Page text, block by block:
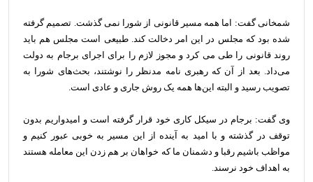
شمخانی گفت:‌ اما همه مسیر قانونی از شورا نمی گذشت. تصمیم گرفته
شده بود که مجلس در این امر دخالت کند. طبیعی است مجلس هم باید
روند قانونی را طی می کرد و مجوز لازم را برای اجرای برجام به دولت
می‌داد. بعد از آن که رهبری نامه مدنظر را نوشتند، بحث‌های شورا به
تصویب رسید و البته این‌ها همه یک روش جاری و عادی است.
وی گفت: برجام در سیکل کاری خود قرار گرفته است و امیدواریم بدون
توقف در گذشته و با امید به آینده از این مسیر به خوبی عبور کنیم و
مواظب باشیم رقبا و دشمنان ما که خواهان بر هم زدن این معامله هستند
به اهداف خود نرسند.